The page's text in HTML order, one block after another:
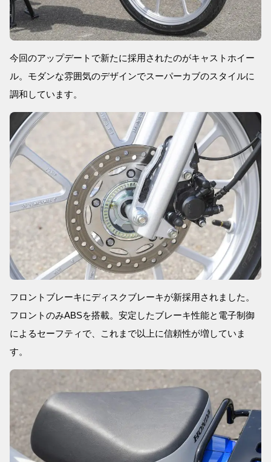
今回のアップデートで新たに採用されたのがキャストホイー
ル。モダンな雰囲気のデザインでスーパーカブのスタイルに
調和しています。
フロントブレーキにディスクブレーキが新採用されました。
フロントのみABSを搭載。安定したブレーキ性能と電子制御
によるセーフティで、これまで以上に信頼性が増していま
す。